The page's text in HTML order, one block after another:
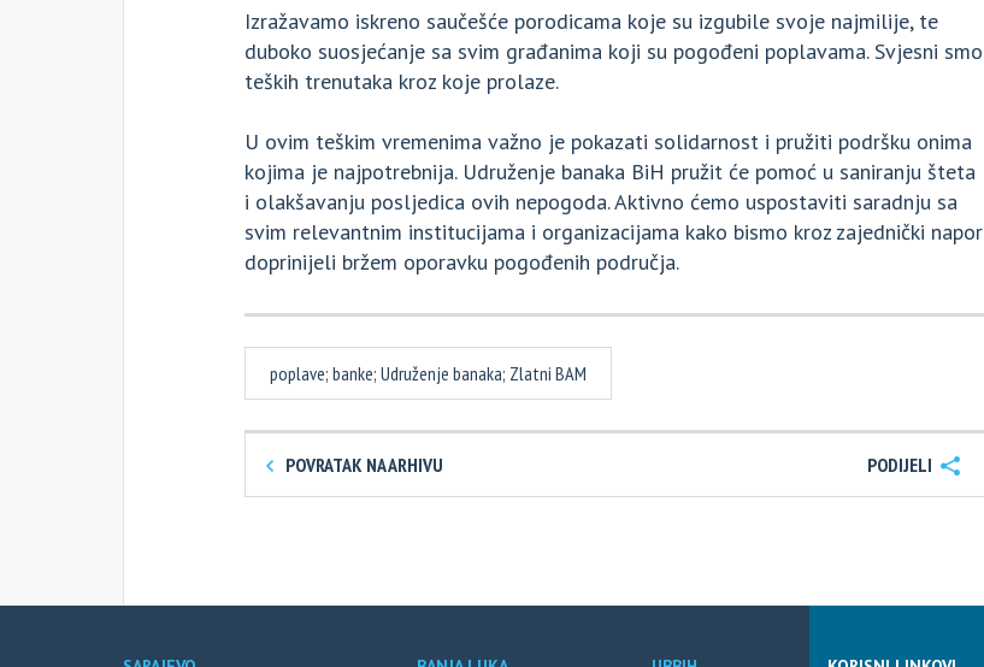
Izražavamo iskreno saučešće porodicama koje su izgubile svoje najmilije, te
duboko suosjećanje sa svim građanima koji su pogođeni poplavama. Svjesni smo
teških trenutaka kroz koje prolaze.
U ovim teškim vremenima važno je pokazati solidarnost i pružiti podršku onima
kojima je najpotrebnija. Udruženje banaka BiH pružit će pomoć u saniranju šteta
i olakšavanju posljedica ovih nepogoda. Aktivno ćemo uspostaviti saradnju sa
svim relevantnim institucijama i organizacijama kako bismo kroz zajednički napor
doprinijeli bržem oporavku pogođenih područja.
poplave; banke; Udruženje banaka; Zlatni BAM
POVRATAK NA ARHIVU PODIJELI